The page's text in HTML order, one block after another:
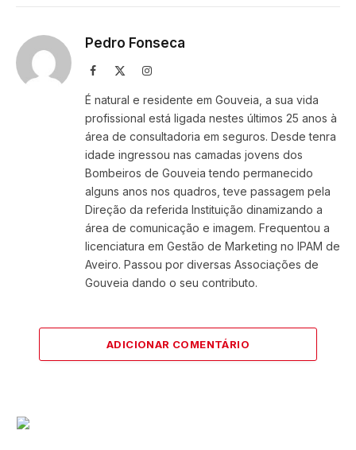
Pedro Fonseca
Facebook Instagram
É natural e residente em Gouveia, a sua vida
profissional está ligada nestes últimos 25 anos à
área de consultadoria em seguros. Desde tenra
idade ingressou nas camadas jovens dos
Bombeiros de Gouveia tendo permanecido
alguns anos nos quadros, teve passagem pela
Direção da referida Instituição dinamizando a
área de comunicação e imagem. Frequentou a
licenciatura em Gestão de Marketing no IPAM de
Aveiro. Passou por diversas Associações de
Gouveia dando o seu contributo.
ADICIONAR COMENTÁRIO